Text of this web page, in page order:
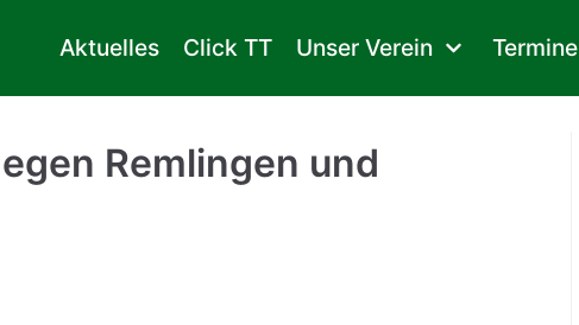
Aktuelles Click TT Unser Verein Termine
Remlingen und